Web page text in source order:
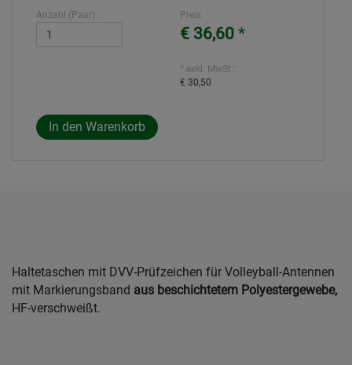
Anzahl (Paar): Preis
€ 36,60 *
* exkl. MwSt.:
€ 30,50
Haltetaschen mit DVV-Prüfzeichen für Volleyball-Antennen
mit Markierungsband aus beschichtetem Polyestergewebe,
HF-verschweißt.